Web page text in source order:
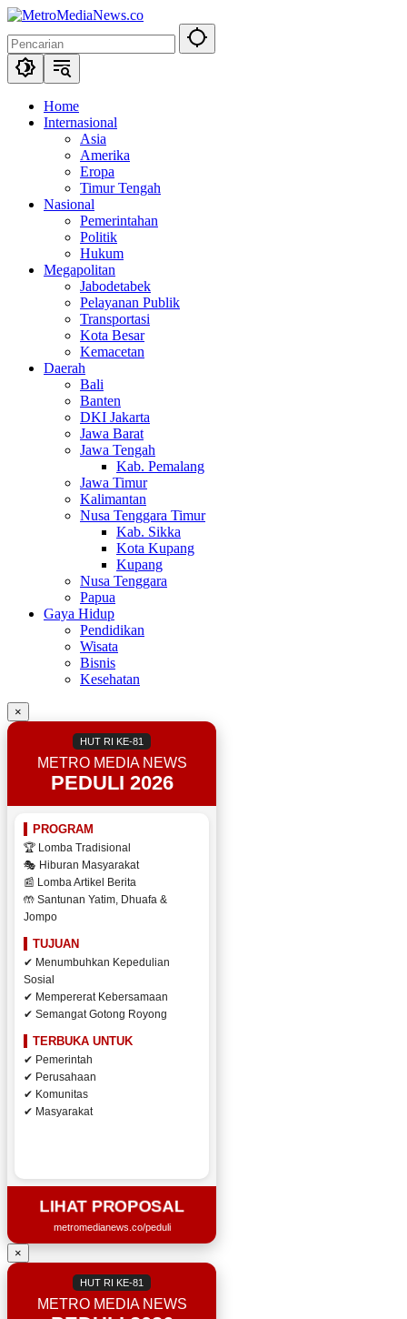
Langsung
konten
Home
Internasional
Asia
Amerika
Eropa
Timur Tengah
Nasional
Pemerintahan
Politik
Hukum
Megapolitan
Jabodetabek
Pelayanan Publik
Transportasi
Kota Besar
Kemacetan
Daerah
Bali
Banten
DKI Jakarta
Jawa Barat
Jawa Tengah
Kab. Pemalang
Jawa Timur
Kalimantan
Nusa Tenggara Timur
Kab. Sikka
Kota Kupang
Kupang
Nusa Tenggara
Papua
Gaya Hidup
Pendidikan
Wisata
Bisnis
Kesehatan
×
HUT RI KE-81
METRO MEDIA NEWS
PEDULI 2026
PROGRAM
🏆 Lomba Tradisional
🎭 Hiburan Masyarakat
📰 Lomba Artikel Berita
🤲 Santunan Yatim, Dhuafa &
Jompo
TUJUAN
✔ Menumbuhkan Kepedulian
Sosial
✔ Mempererat Kebersamaan
✔ Semangat Gotong Royong
TERBUKA UNTUK
✔ Pemerintah
✔ Perusahaan
✔ Komunitas
✔ Masyarakat
LIHAT PROPOSAL
metromedianews.co/peduli
×
HUT RI KE-81
METRO MEDIA NEWS